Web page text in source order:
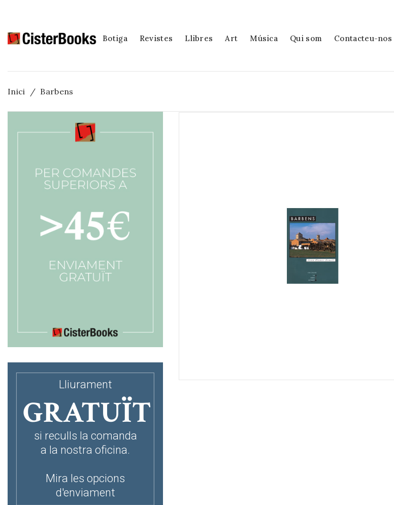
Botiga Revistes Llibres Art Música Qui som Contacteu-nos
Inici Barbens
Lliurament
GRATUÏT
si reculls la comanda
a la nostra oficina.
Mira les opcions
d'enviament